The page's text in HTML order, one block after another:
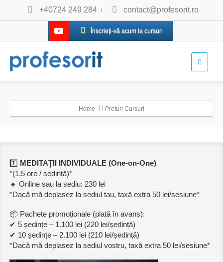
+40724 249 284 / contact@profesorit.ro
Înscrieți-vă acum la cursuri
Home Preturi Cursuri
1️⃣ MEDITAȚII INDIVIDUALE (One-on-One)
*(1.5 ore / ședință)*
🔸 Online sau la sediu: 230 lei
*Dacă mă deplasez la sediul tau, taxă extra 50 lei/sesiune*
📦 Pachete promoționale (plată în avans):
✔ 5 ședințe – 1.100 lei (220 lei/ședință)
✔ 10 ședințe – 2.100 lei (210 lei/ședință)
*Dacă mă deplasez la sediul vostru, taxă extra 50 lei/sesiune*